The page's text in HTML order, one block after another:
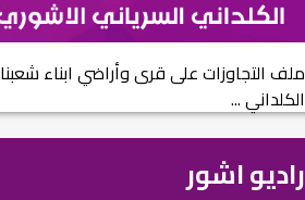
ملف التجاوزات على قرى وأراضي ابناء شعبنا
الكلداني ...
راديو اشور